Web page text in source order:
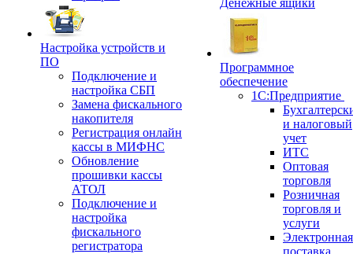
Настройка устройств и
ПО
Подключение и
настройка СБП
Замена фискального
накопителя
Регистрация онлайн
кассы в МИФНС
Обновление
прошивки кассы
АТОЛ
Подключение и
настройка
фискального
регистратора
Денежные ящики
Программное
обеспечение
1С:Предприятие
и налоговый
учет
ИТС
Оптовая
торговля
Розничная
торговля и
услуги
Электронная
поставка